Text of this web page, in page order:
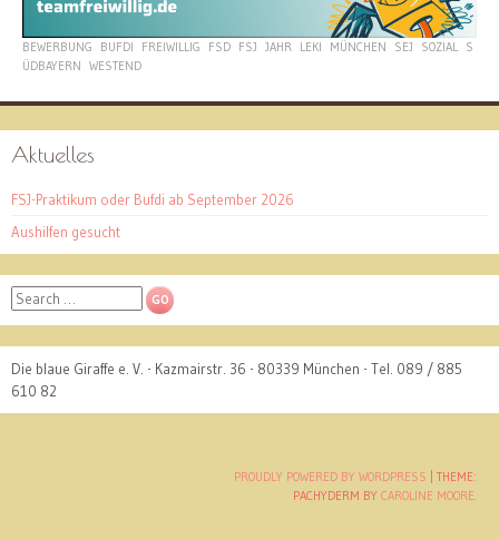
BEWERBUNG BUFDI FREIWILLIG FSD FSJ JAHR LEKI MÜNCHEN SEJ SOZIAL S
ÜDBAYERN WESTEND
Aktuelles
FSJ-Praktikum oder Bufdi ab September 2026
Aushilfen gesucht
Search
Die blaue Giraffe e. V. - Kazmairstr. 36 - 80339 München - Tel. 089 / 885
610 82
PROUDLY POWERED BY WORDPRESS
THEME:
PACHYDERM BY CAROLINE MOORE.